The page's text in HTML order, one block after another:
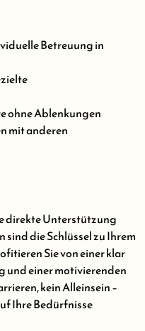
Betreuung in
ohne Ablenkungen
mit anderen
direkte Unterstützung
die Schlüssel zu Ihrem
Sie von einer klar
einer motivierenden
kein Alleinsein –
Ihre Bedürfnisse